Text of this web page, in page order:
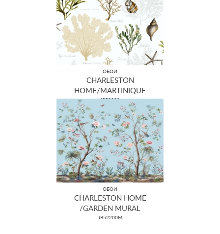
ОБОИ
CHARLESTON
HOME/MARTINIQUE
JB50000
ОБОИ
CHARLESTON HOME
/GARDEN MURAL
JB52200M